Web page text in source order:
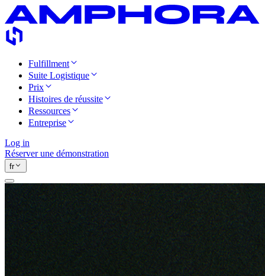
Fulfillment
Suite Logistique
Prix
Histoires de réussite
Ressources
Entreprise
Log in
Réserver une démonstration
fr